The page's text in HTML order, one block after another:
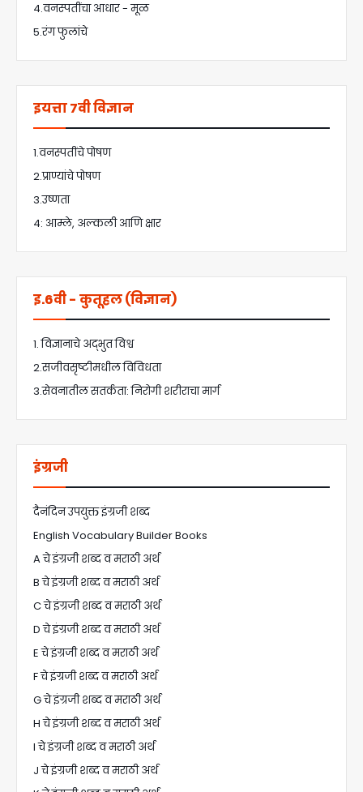
4.वनस्पतींचा आधार - मूळ
5.रंग फुलांचे
इयत्ता 7वी विज्ञान
1.वनस्पतींचे पोषण
2.प्राण्यांचे पोषण
3.उष्णता
4: आम्ले, अल्कली आणि क्षार
इ.6वी - कुतूहल (विज्ञान)
1. विज्ञानाचे अद्भुत विश्व
2.सजीवसृष्टीमधील विविधता
3.सेवनातील सतर्कता: निरोगी शरीराचा मार्ग
इंग्रजी
दैनंदिन उपयुक्त इंग्रजी शब्द
English Vocabulary Builder Books
A चे इंग्रजी शब्द व मराठी अर्थ
B चे इंग्रजी शब्द व मराठी अर्थ
C चे इंग्रजी शब्द व मराठी अर्थ
D चे इंग्रजी शब्द व मराठी अर्थ
E चे इंग्रजी शब्द व मराठी अर्थ
F चे इंग्रजी शब्द व मराठी अर्थ
G चे इंग्रजी शब्द व मराठी अर्थ
H चे इंग्रजी शब्द व मराठी अर्थ
I चे इंग्रजी शब्द व मराठी अर्थ
J चे इंग्रजी शब्द व मराठी अर्थ